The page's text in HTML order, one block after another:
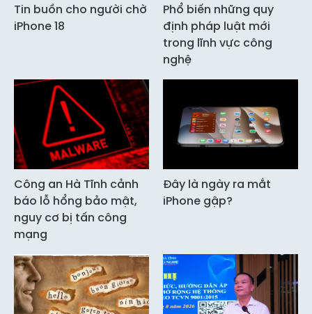
Tin buồn cho người chờ
iPhone 18
Phổ biến những quy
định pháp luật mới
trong lĩnh vực công
nghệ
Công an Hà Tĩnh cảnh
báo lỗ hổng bảo mật,
nguy cơ bị tấn công
mạng
Đây là ngày ra mắt
iPhone gập?